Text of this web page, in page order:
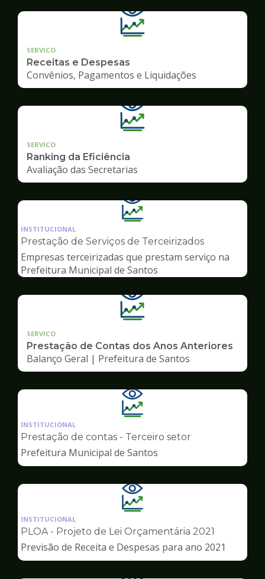
SERVICO
Receitas e Despesas
Convênios, Pagamentos e Liquidações
SERVICO
Ranking da Eficiência
Avaliação das Secretarias
Ilustração
da
pagina
Transparência
INSTITUCIONAL
Prestação de Serviços de Terceirizados
Empresas terceirizadas que prestam serviço na
Prefeitura Municipal de Santos
SERVICO
Prestação de Contas dos Anos Anteriores
Balanço Geral | Prefeitura de Santos
Ilustração
da
pagina
de
Transparência
INSTITUCIONAL
Prestação de contas - Terceiro setor
Prefeitura Municipal de Santos
Ilustração
da
pagina
Transparência
INSTITUCIONAL
PLOA - Projeto de Lei Orçamentária 2021
Previsão de Receita e Despesas para ano 2021